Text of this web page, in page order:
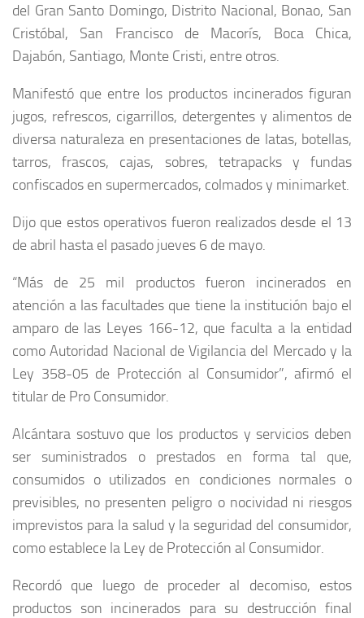
del Gran Santo Domingo, Distrito Nacional, Bonao, San
Cristóbal, San Francisco de Macorís, Boca Chica,
Dajabón, Santiago, Monte Cristi, entre otros.
Manifestó que entre los productos incinerados figuran
jugos, refrescos, cigarrillos, detergentes y alimentos de
diversa naturaleza en presentaciones de latas, botellas,
tarros, frascos, cajas, sobres, tetrapacks y fundas
confiscados en supermercados, colmados y minimarket.
Dijo que estos operativos fueron realizados desde el 13
de abril hasta el pasado jueves 6 de mayo.
“Más de 25 mil productos fueron incinerados en
atención a las facultades que tiene la institución bajo el
amparo de las Leyes 166-12, que faculta a la entidad
como Autoridad Nacional de Vigilancia del Mercado y la
Ley 358-05 de Protección al Consumidor”, afirmó el
titular de Pro Consumidor.
Alcántara sostuvo que los productos y servicios deben
ser suministrados o prestados en forma tal que,
consumidos o utilizados en condiciones normales o
previsibles, no presenten peligro o nocividad ni riesgos
imprevistos para la salud y la seguridad del consumidor,
como establece la Ley de Protección al Consumidor.
Recordó que luego de proceder al decomiso, estos
productos son incinerados para su destrucción final